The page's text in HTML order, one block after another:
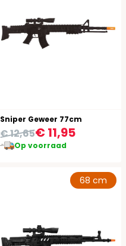
Sniper Geweer 77cm
€ 11,95
€ 12,65
Op voorraad
68 cm